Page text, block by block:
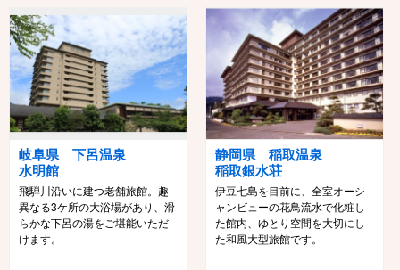
岐阜県 下呂温泉
水明館
飛騨川沿いに建つ老舗旅館。趣
異なる3ケ所の大浴場があり、滑
らかな下呂の湯をご堪能いただ
けます。
静岡県 稲取温泉
稲取銀水荘
伊豆七島を目前に、全室オーシ
ャンビューの花鳥流水で化粧し
た館内、ゆとり空間を大切にし
た和風大型旅館です。